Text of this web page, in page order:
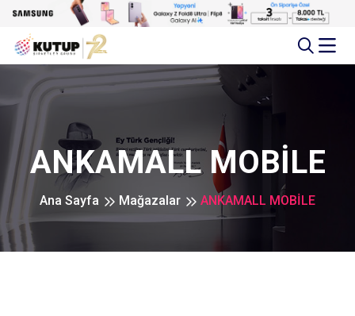
ANKAMALL MOBİLE
Ana Sayfa Mağazalar ANKAMALL MOBİLE